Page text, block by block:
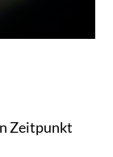
Zeitpunkt